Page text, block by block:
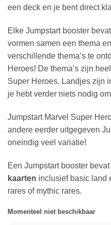
een deck en je bent direct
Elke Jumpstart booster
vormen samen een thema
verschillende thema’s te
Heroes! De thema’s zijn
Super Heroes. Landjes zijn
je hebt verder niets nodig
Jumpstart Marvel Super
andere eerder uitgegeven
oneindig veel variatie!
Een Jumpstart booster bevat
kaarten inclusief basic land
rares of mythic rares.
Momenteel niet beschikbaar